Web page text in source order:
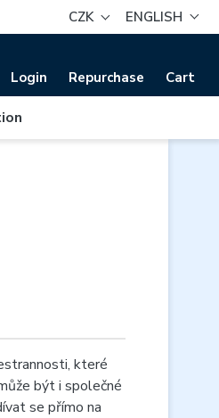
CZK ENGLISH
Login Repurchase Cart
které
být i společné
se přímo na